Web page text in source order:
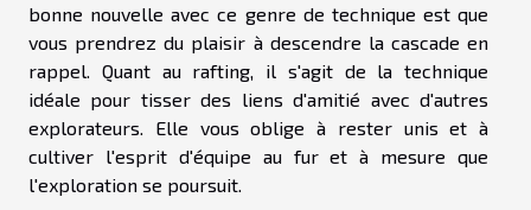
bonne nouvelle avec ce genre de technique est que
vous prendrez du plaisir à descendre la cascade en
rappel. Quant au rafting, il s'agit de la technique
idéale pour tisser des liens d'amitié avec d'autres
explorateurs. Elle vous oblige à rester unis et à
cultiver l'esprit d'équipe au fur et à mesure que
l'exploration se poursuit.